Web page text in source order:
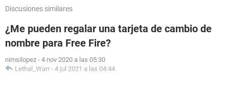
Discusiones similares
¿Me pueden regalar una tarjeta de cambio de
nombre para Free Fire?
nimsilopez - 4 nov 2020 a las 05:30
Lethal_Warr - 4 jul 2021 a las 04:44